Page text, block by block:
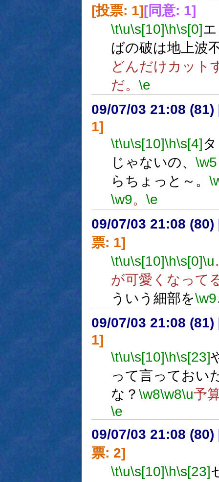
[投票: 1][同意: 1]
\t\u\s[10]\h\s[0]
ばの破は地上波
どんだけカット
だ。 \e
09/07/03 21:08 (81)
1]
\t\u\s[10]\h\s[4]
じゃないの、 \w5
らちょっと～。
\w9。 \e
09/07/03 21:08 (80)
票: 1]
\t\u\s[10]\h\s[0]\u
が可愛くなって
ういう細部を\w9
09/07/03 21:08 (81)
1]
\t\u\s[10]\h\s[23]
って言っておい
な？ \w8\w8\u予
\e
09/07/03 21:08 (80)
票: 2]
\t\u\s[10]\h\s[23]